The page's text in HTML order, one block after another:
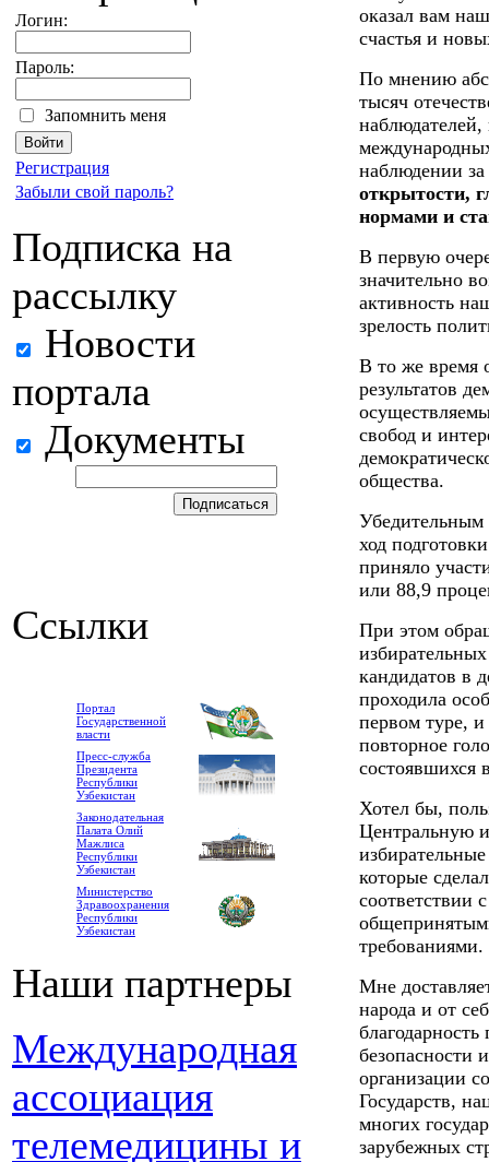
Логин:
Пароль:
Запомнить меня
Регистрация
Забыли свой пароль?
Подписка на
рассылку
Новости
портала
Документы
Ссылки
Портал
Государственной
власти
Пресс-служба
Президента
Республики
Узбекистан
Законодательная
Палата Олий
Мажлиса
Республики
Узбекистан
Министерство
Здравоохранения
Республики
Узбекистан
Наши партнеры
Международная
ассоциация
телемедицины и
оказал вам
счастья и
По мнению
тысяч
наблюдателей,
наблюдении
открытости,
нормами и
В первую
значительно
активность
зрелость
В то же время
результатов
свобод и
общества.
Убедительным
ход
приняло
или 88,9
При этом
кандидатов в
проходила
первом туре,
повторное
состоявшихся
Хотел бы,
Центральную
которые
соответствии
требованиями.
Мне
народа и от
безопасности
организации
Государств,
многих
зарубежных